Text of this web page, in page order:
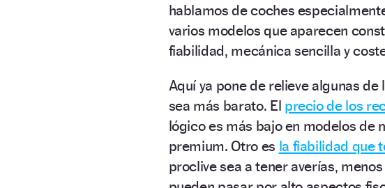
hablamos de coches
varios modelos que aparecen
fiabilidad, mecánica sencilla y
Aquí ya pone de relieve algunas
sea más barato. El precio de los
lógico es más bajo en modelos de
premium. Otro es la fiabilidad que
proclive sea a tener averías,